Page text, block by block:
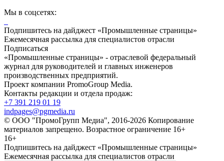
Мы в соцсетях:
Подпишитесь на дайджест «Промышленные страницы»
Ежемесячная рассылка для специалистов отрасли
Подписаться
«Промышленные страницы» - отраслевой федеральный
журнал для руководителей и главных инженеров
производственных предприятий.
Проект компании PromoGroup Media.
Контакты редакции и отдела продаж:
+7 391 219 01 19
indpages@pgmedia.ru
© ООО "ПромоГрупп Медиа", 2016-2026 Копирование
материалов запрещено. Возрастное ограничение 16+
16+
Подпишитесь на дайджест «Промышленные страницы»
Ежемесячная рассылка для специалистов отрасли